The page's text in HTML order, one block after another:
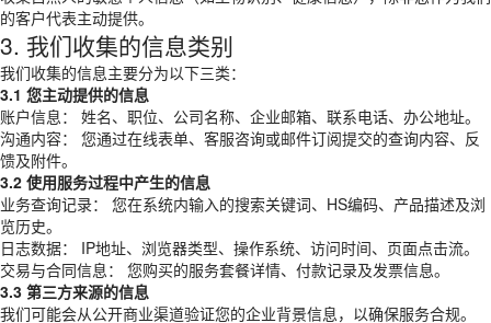
的客户代表主动提供。
3. 我们收集的信息类别
我们收集的信息主要分为以下三类：
3.1 您主动提供的信息
账户信息： 姓名、职位、公司名称、企业邮箱、联系电话、办公地址。
沟通内容： 您通过在线表单、客服咨询或邮件订阅提交的查询内容、反
馈及附件。
3.2 使用服务过程中产生的信息
业务查询记录： 您在系统内输入的搜索关键词、HS编码、产品描述及浏
览历史。
日志数据： IP地址、浏览器类型、操作系统、访问时间、页面点击流。
交易与合同信息： 您购买的服务套餐详情、付款记录及发票信息。
3.3 第三方来源的信息
我们可能会从公开商业渠道验证您的企业背景信息，以确保服务合规。